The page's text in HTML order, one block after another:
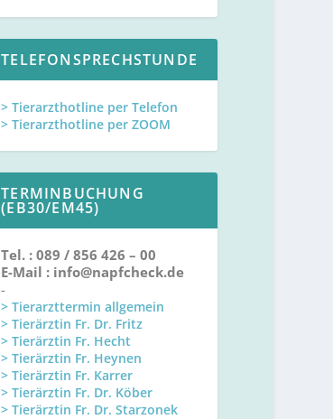
TELEFONSPRECHSTUNDE
> Tierarzthotline per Telefon
> Tierarzthotline per ZOOM
TERMINBUCHUNG
(EB30/EM45)
Tel. : 089 / 856 426 – 00
E-Mail : info@napfcheck.de
-
> Tierarzttermin allgemein
> Tierärztin Fr. Dr. Fritz
> Tierärztin Fr. Hecht
> Tierärztin Fr. Heynen
> Tierärztin Fr. Karrer
> Tierärztin Fr. Dr. Köber
> Tierärztin Fr. Dr. Starzonek